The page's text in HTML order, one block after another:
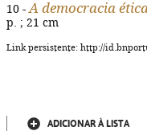
10 - A democracia
p. ; 21 cm
Link persistente: http://
ADICIONAR À LISTA